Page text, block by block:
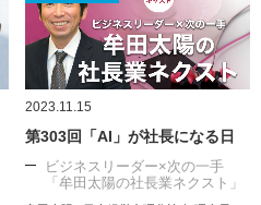
2023.11.15
第303回「AI」が社長になる日
ビジネスリーダー×次の一手
「牟田太陽の社長業ネクスト」